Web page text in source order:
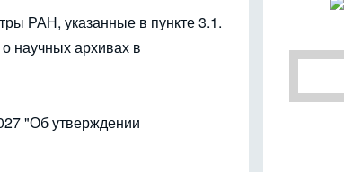
РАН, указанные в пункте 3.1.
научных архивах в
"Об утверждении